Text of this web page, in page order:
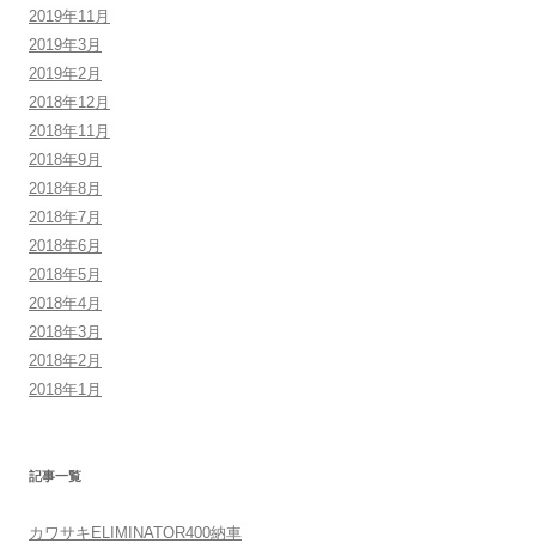
2019年11月
2019年3月
2019年2月
2018年12月
2018年11月
2018年9月
2018年8月
2018年7月
2018年6月
2018年5月
2018年4月
2018年3月
2018年2月
2018年1月
記事一覧
カワサキELIMINATOR400納車